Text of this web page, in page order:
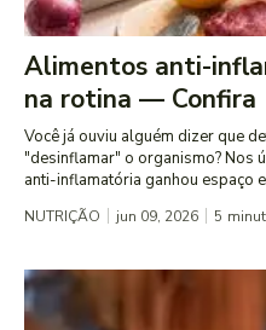
Alimentos anti-
na rotina — Confira
Você já ouviu alguém dizer que
"desinflamar" o organismo? Nos
anti-inflamatória ganhou espaço
NUTRIÇÃO jun 09, 2026 5